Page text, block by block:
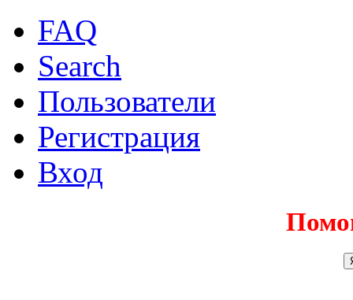
FAQ
Search
Пользователи
Регистрация
Вход